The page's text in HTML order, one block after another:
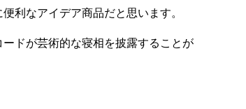
利なアイデア商品だと思います。
ドが芸術的な寝相を披露することが